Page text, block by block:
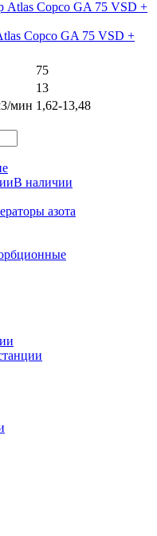
Copco GA 75 VSD +
75
13
мин 1,62-13,48
В наличии
азота